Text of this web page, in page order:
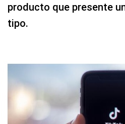
producto que presente
tipo.